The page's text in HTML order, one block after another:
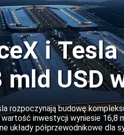
i
mld USD
w
rozpoczynają budowę
inwestycji wyniesie 16,8
układy półprzewodnikowe dla